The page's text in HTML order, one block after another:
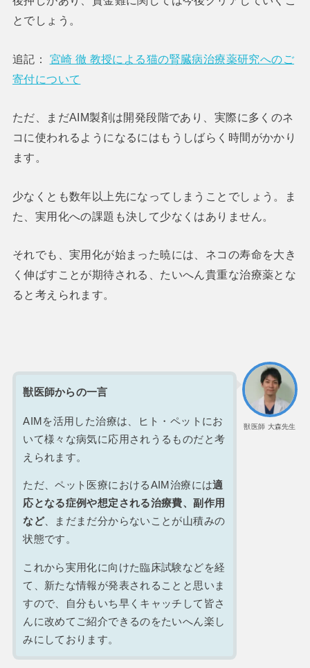
とでしょう。
追記： 宮崎 徹 教授による猫の腎臓病治療薬研究へのご
寄付について
ただ、まだAIM製剤は開発段階であり、実際に多くのネ
コに使われるようになるにはもうしばらく時間がかかり
ます。
少なくとも数年以上先になってしまうことでしょう。ま
た、実用化への課題も決して少なくはありません。
それでも、実用化が始まった暁には、ネコの寿命を大き
く伸ばすことが期待される、たいへん貴重な治療薬とな
ると考えられます。
獣医師 大森先生
獣医師からの一言
AIMを活用した治療は、ヒト・ペットにお
いて様々な病気に応用されうるものだと考
えられます。
ただ、ペット医療におけるAIM治療には適
応となる症例や想定される治療費、副作用
など、まだまだ分からないことが山積みの
状態です。
これから実用化に向けた臨床試験などを経
て、新たな情報が発表されることと思いま
すので、自分もいち早くキャッチして皆さ
んに改めてご紹介できるのをたいへん楽し
みにしております。